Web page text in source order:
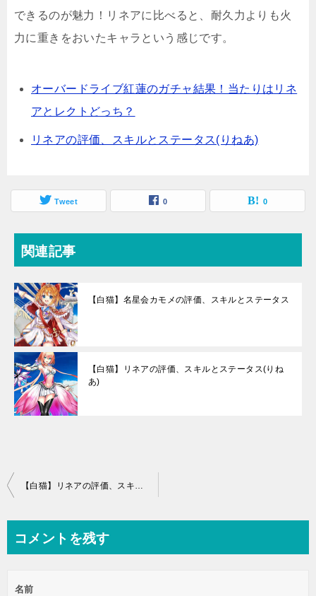
できるのが魅力！リネアに比べると、耐久力よりも火
力に重きをおいたキャラという感じです。
オーバードライブ紅蓮のガチャ結果！当たりはリネ
アとレクトどっち？
リネアの評価、スキルとステータス(りねあ)
Tweet 0 0
関連記事
【白猫】名星会カモメの評価、スキルとステータス
【白猫】リネアの評価、スキルとステータス(りね
あ)
投
ビ
【白猫】リネアの評価、スキルとステータス(りねあ)
コメントを残す
名前